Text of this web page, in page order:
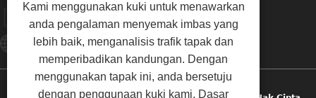
+86-574-88486629
Info@dyfab-Industry.com
Kami menggunakan kuki untuk menawarkan
anda pengalaman menyemak imbas yang
lebih baik, menganalisis trafik tapak dan
memperibadikan kandungan. Dengan
menggunakan tapak ini, anda bersetuju
dengan penggunaan kuki kami. Dasar